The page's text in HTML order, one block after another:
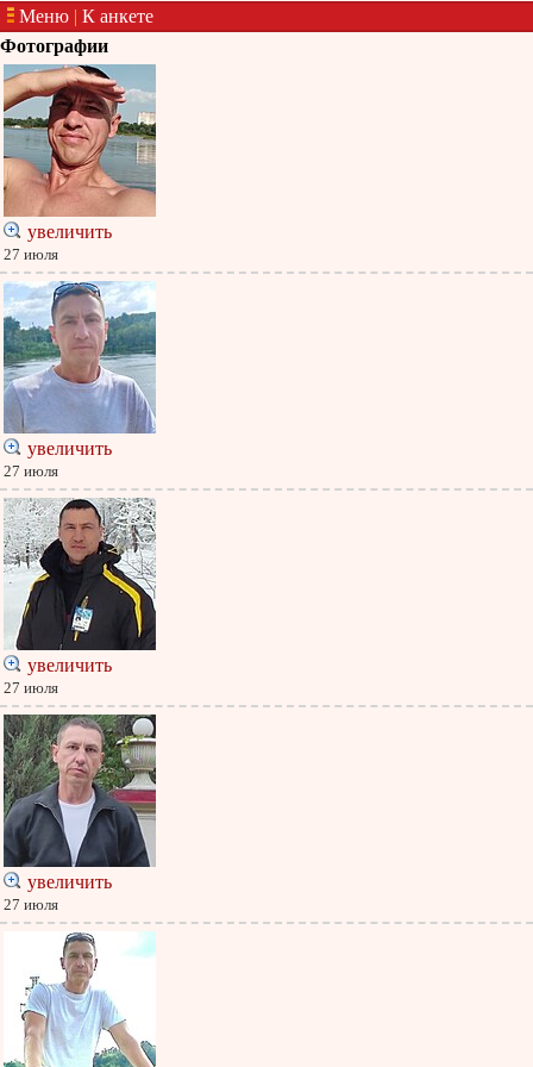
Меню | К анкете
Фотографии
увеличить
27 июля
увеличить
27 июля
увеличить
27 июля
увеличить
27 июля